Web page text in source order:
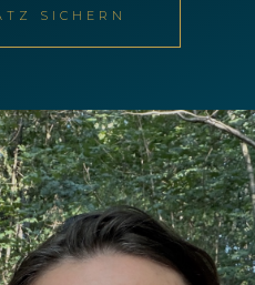
SICHERN